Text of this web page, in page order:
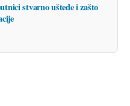
stvarno uštede i zašto